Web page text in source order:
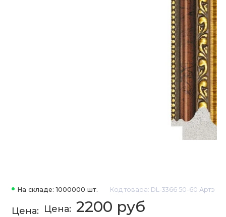
На складе: 1000000 шт. Код товара: DL-3366 50-60 Артэ
2200 руб